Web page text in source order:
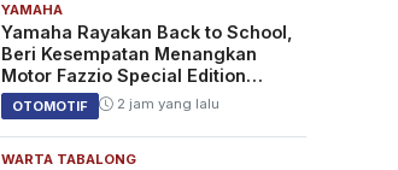
YAMAHA
Yamaha Rayakan Back to School,
Beri Kesempatan Menangkan
Motor Fazzio Special Edition
Sunset Blue
OTOMOTIF 2 jam yang lalu
WARTA TABALONG